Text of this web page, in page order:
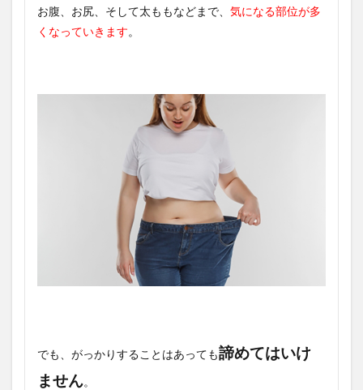
お腹、お尻、そして太ももなどまで、 気になる部位が多
くなっていきます。
でも、がっかりすることはあっても諦めてはいけ
ません。